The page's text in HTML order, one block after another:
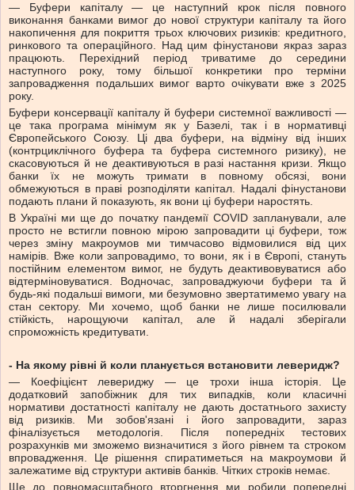
— Буфери капіталу — це наступний крок після повного
виконання банками вимог до нової структури капіталу та його
накопичення для покриття трьох ключових ризиків: кредитного,
ринкового та операційного. Над цим фінустанови якраз зараз
працюють. Перехідний період триватиме до середини
наступного року, тому більшої конкретики про терміни
запровадження подальших вимог варто очікувати вже з 2025
року.
Буфери консервації капіталу й буфери системної важливості —
це така програма мінімум як у Базелі, так і в нормативці
Європейського Союзу. Ці два буфери, на відміну від інших
(контрциклічного буфера та буфера системного ризику), не
скасовуються й не деактивуються в разі настання кризи. Якщо
банки їх не можуть тримати в повному обсязі, вони
обмежуються в праві розподіляти капітал. Надалі фінустанови
подають плани й показують, як вони ці буфери наростять.
В Україні ми ще до початку пандемії COVID запланували, але
просто не встигли повною мірою запровадити ці буфери, тож
через зміну макроумов ми тимчасово відмовилися від цих
намірів. Вже коли запровадимо, то вони, як і в Європі, стануть
постійним елементом вимог, не будуть деактивовуватися або
відтерміновуватися. Водночас, запроваджуючи буфери та й
будь-які подальші вимоги, ми безумовно звертатимемо увагу на
стан сектору. Ми хочемо, щоб банки не лише посилювали
стійкість, нарощуючи капітал, але й надалі зберігали
спроможність кредитувати.
- На якому рівні й коли планується встановити леверидж?
— Коефіцієнт левериджу — це трохи інша історія. Це
додатковий запобіжник для тих випадків, коли класичні
нормативи достатності капіталу не дають достатнього захисту
від ризиків. Ми зобов'язані і його запровадити, зараз
фіналізується методологія. Після попередніх тестових
розрахунків ми зможемо визначитися з його рівнем та строком
впровадження. Це рішення спиратиметься на макроумови й
залежатиме від структури активів банків. Чітких строків немає.
Ще до повномасштабного вторгнення ми робили попередні